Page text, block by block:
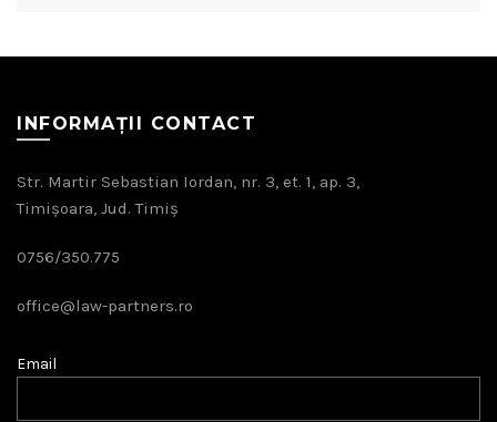
INFORMAȚII CONTACT
Str. Martir Sebastian Iordan, nr. 3, et. 1, ap. 3,
Timișoara, Jud. Timiș
0756/350.775
office@law-partners.ro
Email